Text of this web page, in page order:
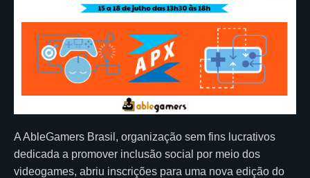
A AbleGamers Brasil, organização sem fins lucrativos
dedicada a promover inclusão social por meio dos
videogames, abriu inscrições para uma nova edição do